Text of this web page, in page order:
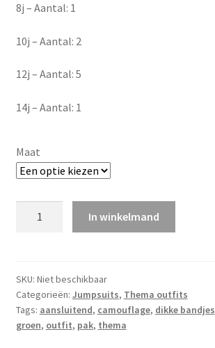
8j – Aantal: 1
10j – Aantal: 2
12j – Aantal: 5
14j – Aantal: 1
Maat
In winkelmand
SKU: Niet beschikbaar
Categorieën: Jumpsuits, Thema outfits
Tags: aansluitend, camouflage, dikke bandjes
groen, outfit, pak, thema